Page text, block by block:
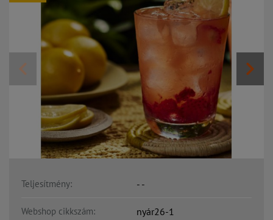
Teljesítmény: - -
Webshop cikkszám: nyár26-1